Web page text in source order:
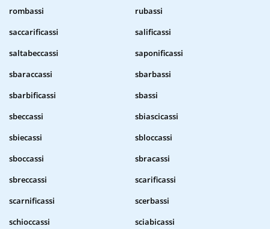
rombassi
rubassi
saccarificassi
salificassi
saltabeccassi
saponificassi
sbaraccassi
sbarbassi
sbarbificassi
sbassi
sbeccassi
sbiascicassi
sbiecassi
sbloccassi
sboccassi
sbracassi
sbreccassi
scarificassi
scarnificassi
scerbassi
schioccassi
sciabicassi